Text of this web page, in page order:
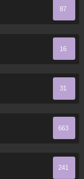
87
16
31
663
241